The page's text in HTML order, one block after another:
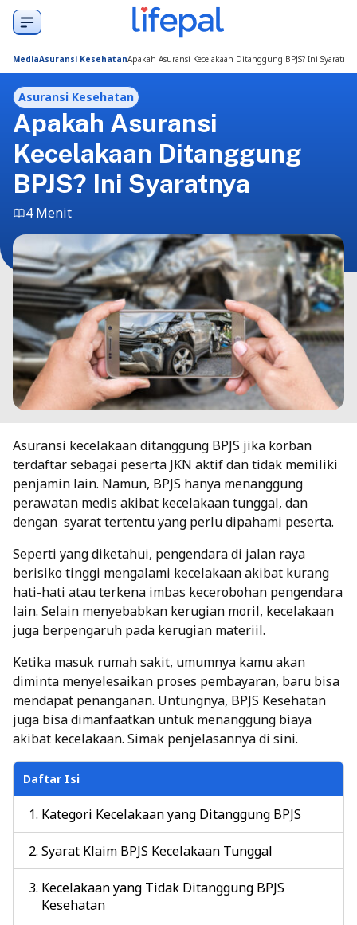
MediaAsuransi KesehatanApakah Asuransi Kecelakaan Ditanggung BPJS? Ini Syaratnya
Asuransi Kesehatan
Apakah Asuransi
Kecelakaan Ditanggung
BPJS? Ini Syaratnya
4 Menit
Asuransi kecelakaan ditanggung BPJS jika korban
terdaftar sebagai peserta JKN aktif dan tidak memiliki
penjamin lain. Namun, BPJS hanya menanggung
perawatan medis akibat kecelakaan tunggal, dan
dengan syarat tertentu yang perlu dipahami peserta.
Seperti yang diketahui, pengendara di jalan raya
berisiko tinggi mengalami kecelakaan akibat kurang
hati-hati atau terkena imbas kecerobohan pengendara
lain. Selain menyebabkan kerugian moril, kecelakaan
juga berpengaruh pada kerugian materiil.
Ketika masuk rumah sakit, umumnya kamu akan
diminta menyelesaikan proses pembayaran, baru bisa
mendapat penanganan. Untungnya, BPJS Kesehatan
juga bisa dimanfaatkan untuk menanggung biaya
akibat kecelakaan. Simak penjelasannya di sini.
Daftar Isi
Kategori Kecelakaan yang Ditanggung BPJS
Syarat Klaim BPJS Kecelakaan Tunggal
Kecelakaan yang Tidak Ditanggung BPJS
Kesehatan